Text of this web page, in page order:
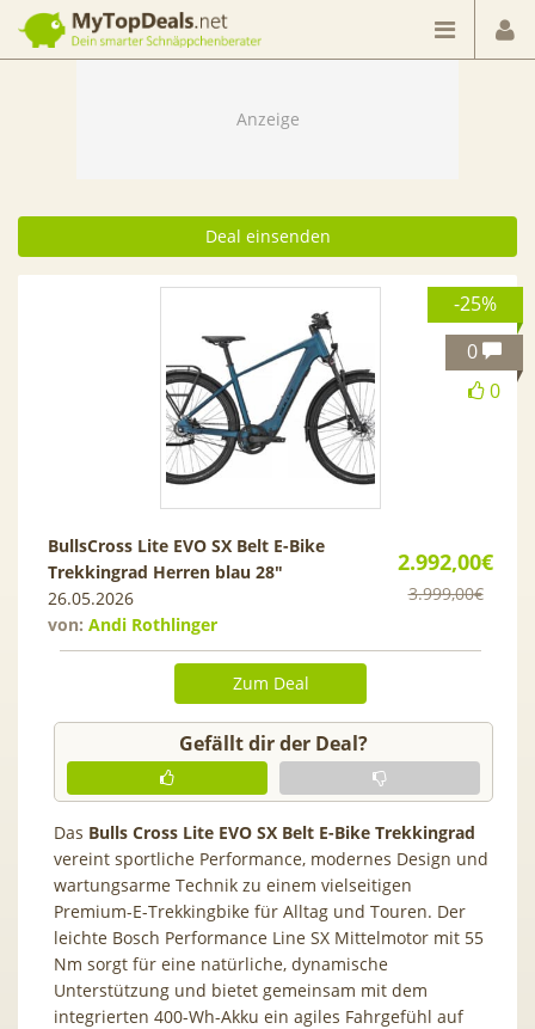
Dein smarter Schnäppchenberater
Deal einsenden
-25%
0
0
2.992,00€
3.999,00€
BullsCross Lite EVO SX Belt E-Bike
Trekkingrad Herren blau 28″
26.05.2026
von: Andi Rothlinger
Zum Deal
Gefällt dir der Deal?
Das Bulls Cross Lite EVO SX Belt E-Bike Trekkingrad
vereint sportliche Performance, modernes Design und
wartungsarme Technik zu einem vielseitigen
Premium-E-Trekkingbike für Alltag und Touren. Der
leichte Bosch Performance Line SX Mittelmotor mit 55
Nm sorgt für eine natürliche, dynamische
Unterstützung und bietet gemeinsam mit dem
integrierten 400-Wh-Akku ein agiles Fahrgefühl auf